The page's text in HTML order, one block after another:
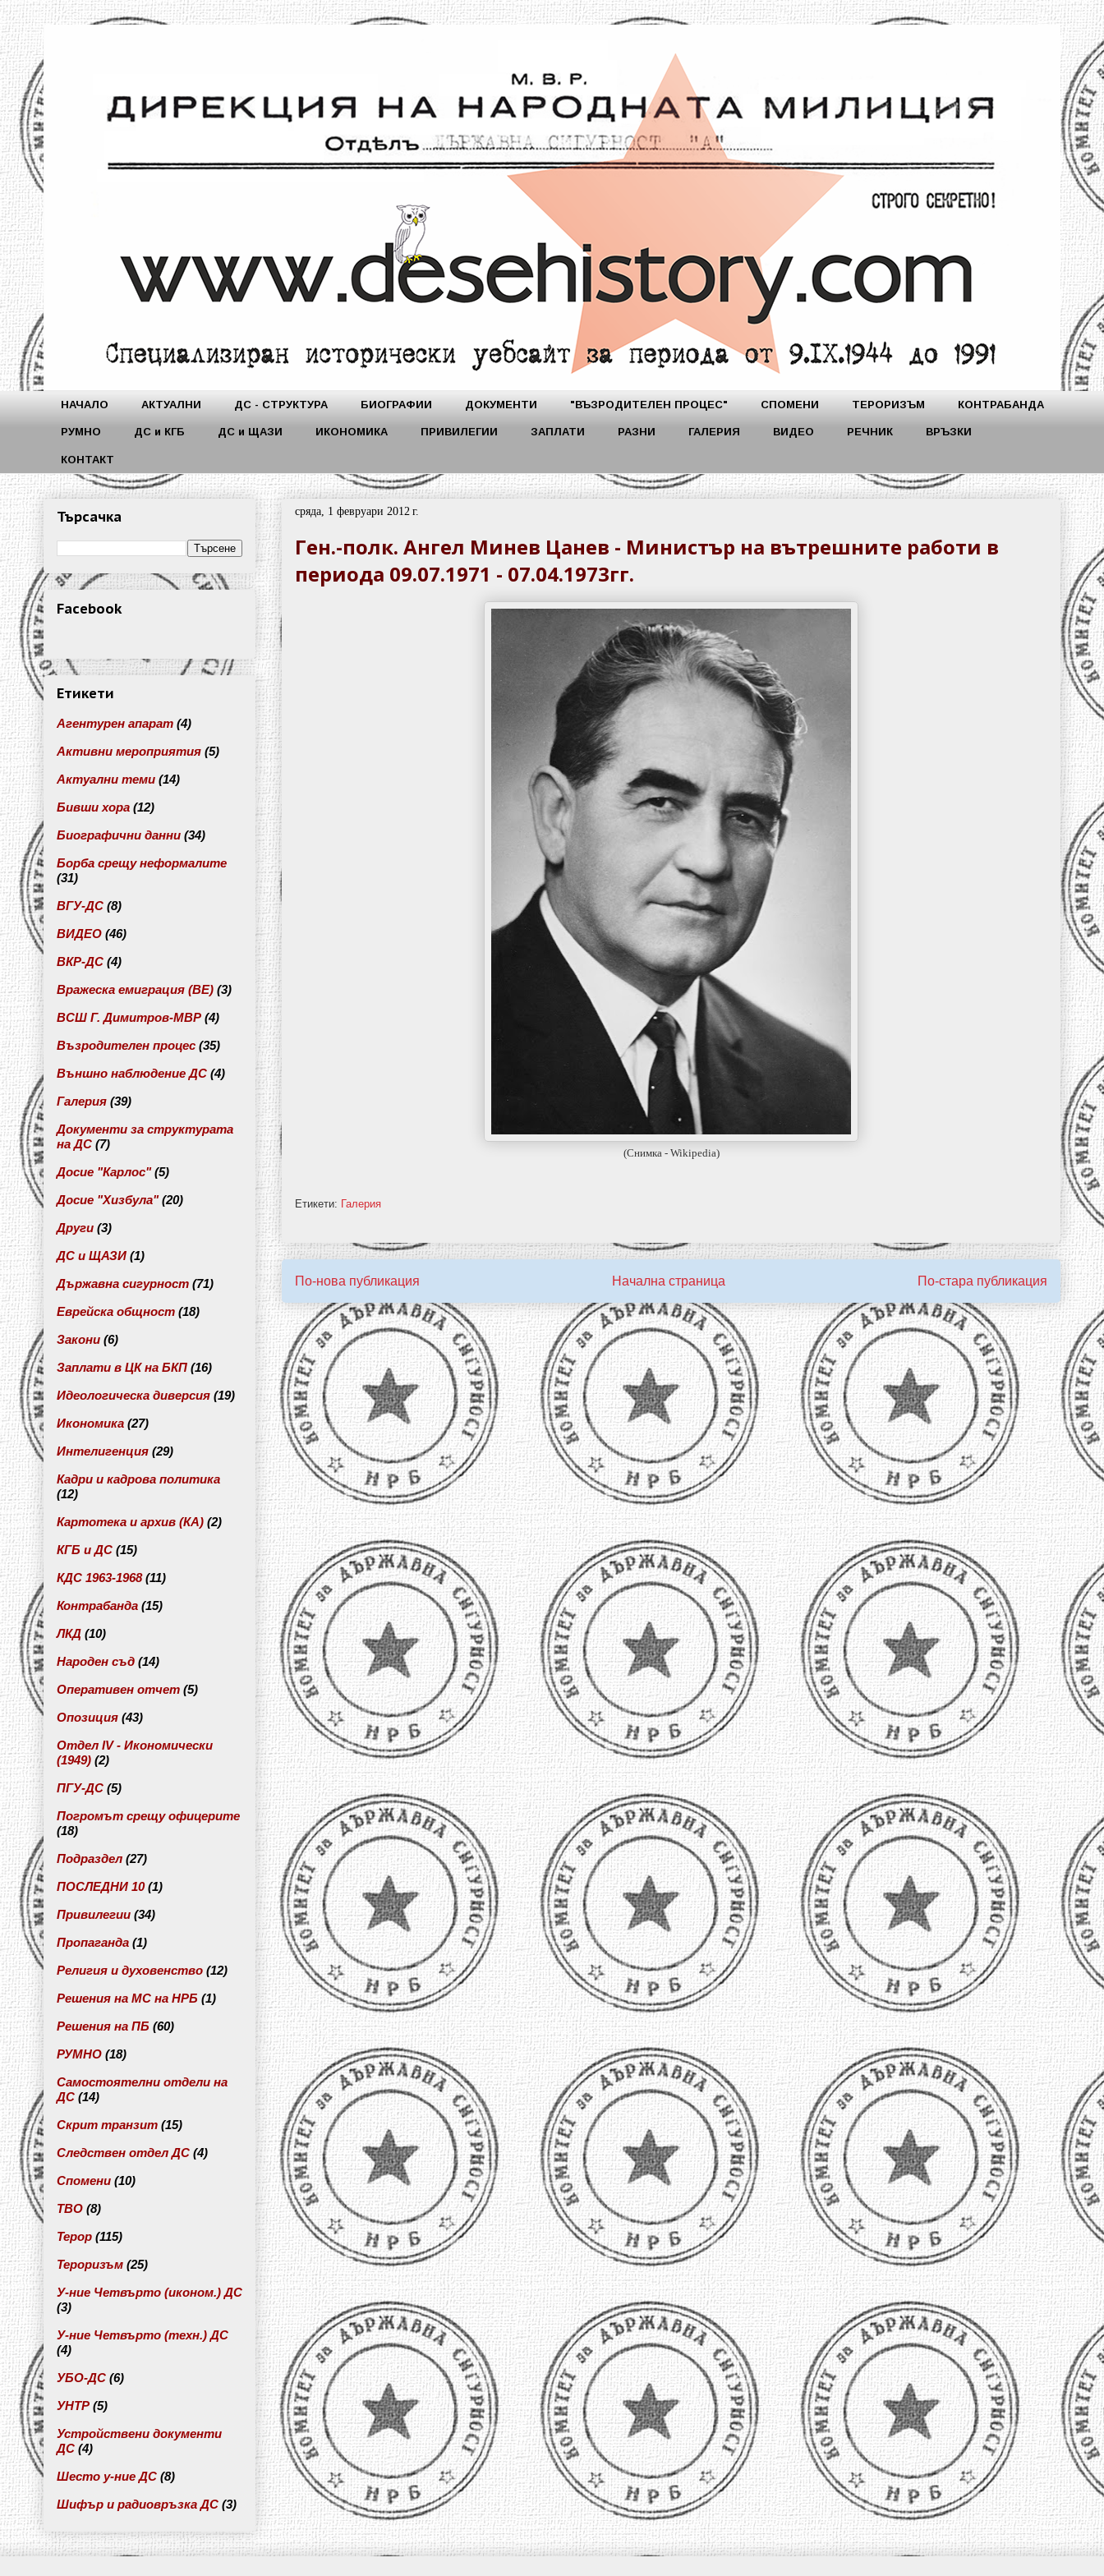
НАЧАЛО АКТУАЛНИ ДС - СТРУКТУРА БИОГРАФИИ ДОКУМЕНТИ "ВЪЗРОДИТЕЛЕН ПРОЦЕС" СПОМЕНИ ТЕРОРИЗЪМ КОНТРАБАНДА
РУМНО ДС и КГБ ДС и ЩАЗИ ИКОНОМИКА ПРИВИЛЕГИИ ЗАПЛАТИ РАЗНИ ГАЛЕРИЯ ВИДЕО РЕЧНИК ВРЪЗКИ
КОНТАКТ
сряда, 1 февруари 2012 г.
Ген.-полк. Ангел Минев Цанев - Министър на вътрешните работи в
периода 09.07.1971 - 07.04.1973гг.
(Снимка - Wikipedia)
Етикети: Галерия
По-нова публикация По-стара публикация
Начална страница
Търсачка
Facebook
Етикети
Агентурен апарат (4)
Активни мероприятия (5)
Актуални теми (14)
Бивши хора (12)
Биографични данни (34)
Борба срещу неформалите
(31)
ВГУ-ДС (8)
ВИДЕО (46)
ВКР-ДС (4)
Вражеска емиграция (ВЕ) (3)
ВСШ Г. Димитров-МВР (4)
Възродителен процес (35)
Външно наблюдение ДС (4)
Галерия (39)
Документи за структурата
на ДС (7)
Досие "Карлос" (5)
Досие "Хизбула" (20)
Други (3)
ДС и ЩАЗИ (1)
Държавна сигурност (71)
Еврейска общност (18)
Закони (6)
Заплати в ЦК на БКП (16)
Идеологическа диверсия (19)
Икономика (27)
Интелигенция (29)
Кадри и кадрова политика
(12)
Картотека и архив (КА) (2)
КГБ и ДС (15)
КДС 1963-1968 (11)
Контрабанда (15)
ЛКД (10)
Народен съд (14)
Оперативен отчет (5)
Опозиция (43)
Отдел IV - Икономически
(1949) (2)
ПГУ-ДС (5)
Погромът срещу офицерите
(18)
Подраздел (27)
ПОСЛЕДНИ 10 (1)
Привилегии (34)
Пропаганда (1)
Религия и духовенство (12)
Решения на МС на НРБ (1)
Решения на ПБ (60)
РУМНО (18)
Самостоятелни отдели на
ДС (14)
Скрит транзит (15)
Следствен отдел ДС (4)
Спомени (10)
ТВО (8)
Терор (115)
Тероризъм (25)
У-ние Четвърто (иконом.) ДС
(3)
У-ние Четвърто (техн.) ДС
(4)
УБО-ДС (6)
УНТР (5)
Устройствени документи
ДС (4)
Шесто у-ние ДС (8)
Шифър и радиовръзка ДС (3)